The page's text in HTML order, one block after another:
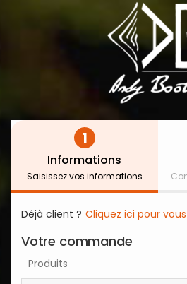
1
Informations
Saisissez vos informations
Déjà client ? Cliquez ici pour
Votre commande
Produits